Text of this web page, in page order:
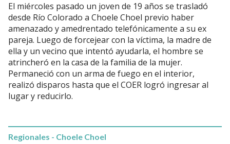
El miércoles pasado un joven de 19 años se trasladó
desde Río Colorado a Choele Choel previo haber
amenazado y amedrentado telefónicamente a su ex
pareja. Luego de forcejear con la víctima, la madre de
ella y un vecino que intentó ayudarla, el hombre se
atrincheró en la casa de la familia de la mujer.
Permaneció con un arma de fuego en el interior,
realizó disparos hasta que el COER logró ingresar al
lugar y reducirlo.
Regionales - Choele Choel